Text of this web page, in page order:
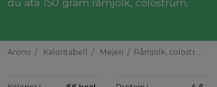
du äta 150 gram råmjölk, colostrum.
Arono Kaloritabell Mejeri Råmjölk, colostrum